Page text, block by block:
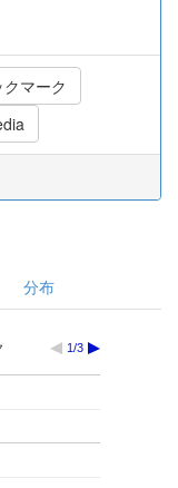
マーク
分布
1/3